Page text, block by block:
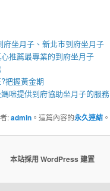
府坐月子 、新北市到府坐月子
推薦最專業的到府坐月子
把握黃金期
咪提供到府協助坐月子的服務
者:admin 。這篇內容的永久連結 。
本站採用 WordPress 建置